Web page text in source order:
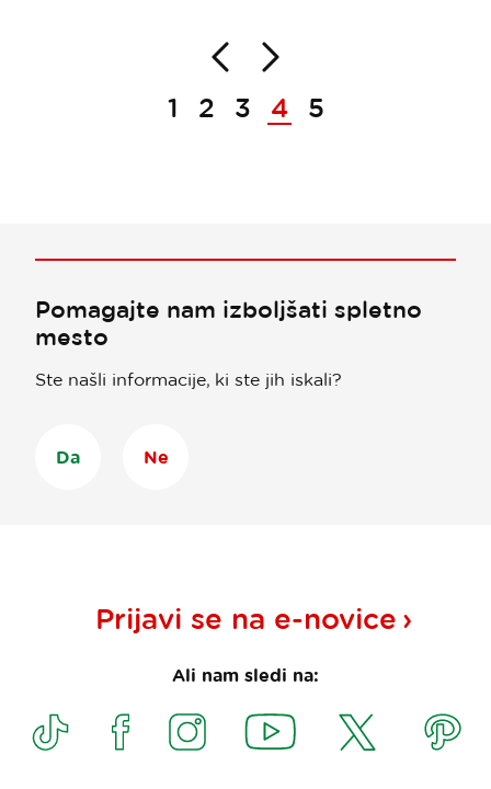
NazajNaprej
1
2 3 4 5
Pomagajte nam izboljšati spletno
mesto
Ste našli informacije, ki ste jih iskali?
Da Ne
Prijavi se na e-novice
Ali nam sledi na: